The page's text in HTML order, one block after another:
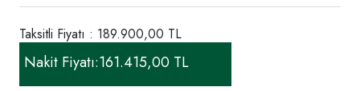
Taksitli Fiyatı : 189.900,00 TL
Nakit Fiyatı:161.415,00 TL